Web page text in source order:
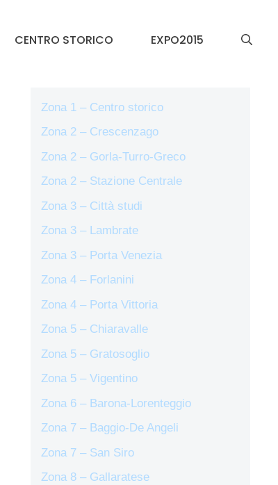
CENTRO STORICO EXPO2015
Zona 1 – Centro storico
Zona 2 – Crescenzago
Zona 2 – Gorla-Turro-Greco
Zona 2 – Stazione Centrale
Zona 3 – Città studi
Zona 3 – Lambrate
Zona 3 – Porta Venezia
Zona 4 – Forlanini
Zona 4 – Porta Vittoria
Zona 5 – Chiaravalle
Zona 5 – Gratosoglio
Zona 5 – Vigentino
Zona 6 – Barona-Lorenteggio
Zona 7 – Baggio-De Angeli
Zona 7 – San Siro
Zona 8 – Gallaratese